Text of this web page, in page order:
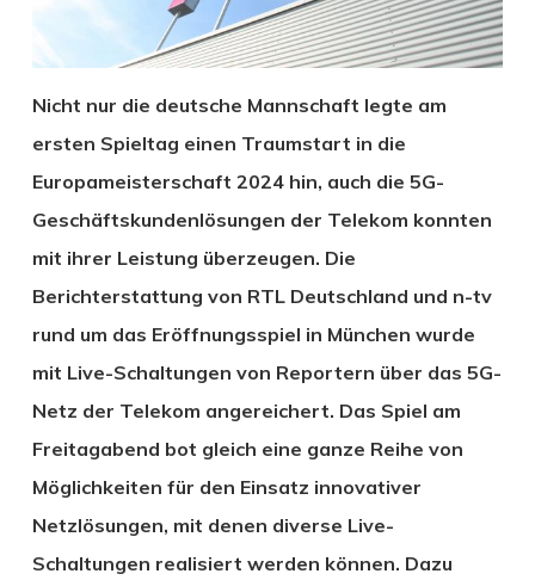
Nicht nur die deutsche Mannschaft legte am
ersten Spieltag einen Traumstart in die
Europameisterschaft 2024 hin, auch die 5G-
Geschäftskundenlösungen der Telekom konnten
mit ihrer Leistung überzeugen. Die
Berichterstattung von RTL Deutschland und n-tv
rund um das Eröffnungsspiel in München wurde
mit Live-Schaltungen von Reportern über das 5G-
Netz der Telekom angereichert. Das Spiel am
Freitagabend bot gleich eine ganze Reihe von
Möglichkeiten für den Einsatz innovativer
Netzlösungen, mit denen diverse Live-
Schaltungen realisiert werden können. Dazu